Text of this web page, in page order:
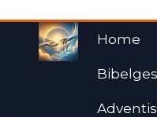
springen
Home